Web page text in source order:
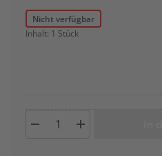
Nicht verfügbar
Inhalt: 1 Stück